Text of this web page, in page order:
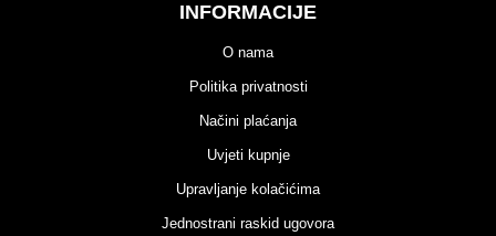
INFORMACIJE
O nama
Politika privatnosti
Načini plaćanja
Uvjeti kupnje
Upravljanje kolačićima
Jednostrani raskid ugovora